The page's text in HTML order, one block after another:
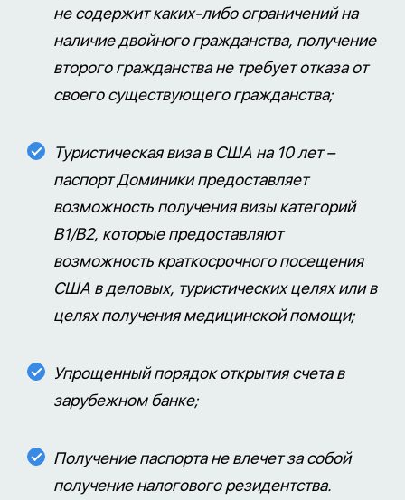
не содержит каких-либо ограничений на
наличие двойного гражданства, получение
второго гражданства не требует отказа от
своего существующего гражданства;
Туристическая виза в США на 10 лет –
паспорт Доминики предоставляет
возможность получения визы категорий
B1/B2, которые предоставляют
возможность краткосрочного посещения
США в деловых, туристических целях или в
целях получения медицинской помощи;
Упрощенный порядок открытия счета в
зарубежном банке;
Получение паспорта не влечет за собой
получение налогового резидентства.